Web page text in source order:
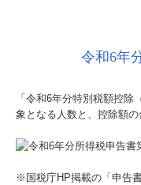
令和6年
「令和6年分特別税額控
象となる人数と、控除額の
※国税庁HP掲載の「申告